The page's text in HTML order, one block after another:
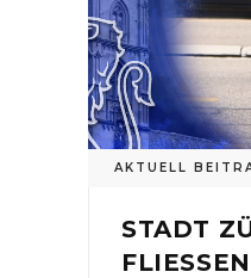
AKTUELL
STADT
FLIESSEN